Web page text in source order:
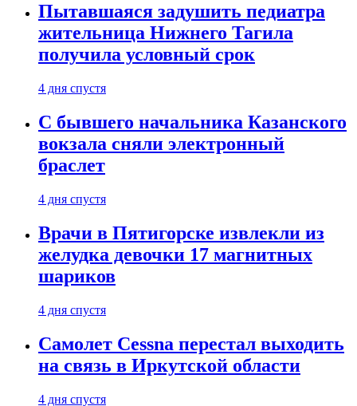
Пытавшаяся задушить педиатра
жительница Нижнего Тагила
получила условный срок
4 дня спустя
С бывшего начальника Казанского
вокзала сняли электронный
браслет
4 дня спустя
Врачи в Пятигорске извлекли из
желудка девочки 17 магнитных
шариков
4 дня спустя
Самолет Cessna перестал выходить
на связь в Иркутской области
4 дня спустя